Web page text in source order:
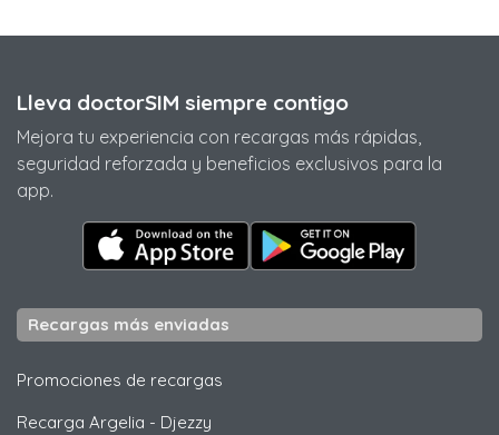
Lleva doctorSIM siempre contigo
Mejora tu experiencia con recargas más rápidas,
seguridad reforzada y beneficios exclusivos para la
app.
Recargas más enviadas
Promociones de recargas
Recarga Argelia - Djezzy